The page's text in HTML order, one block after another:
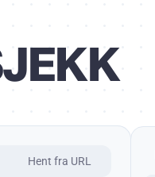
Hent fra URL